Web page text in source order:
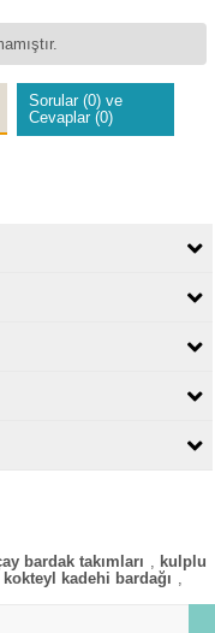
Sorular (0) ve
Cevaplar (0)
bardak takımları
kulplu
kokteyl kadehi bardağı